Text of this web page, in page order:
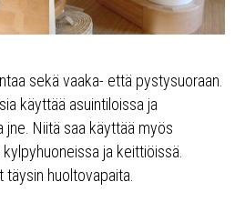
sekä vaaka- että pystysuoraan.
käyttää asuintiloissa ja
Niitä saa käyttää myös
ja keittiöissä.
huoltovapaita.